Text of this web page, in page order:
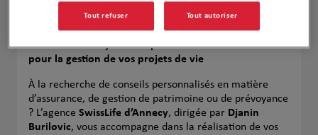
SwissLife Annecy – Votre partenaire de confiance
pour la gestion de vos projets de vie
À la recherche de conseils personnalisés en matière
d’assurance, de gestion de patrimoine ou de prévoyance
? L’agence SwissLife d’Annecy, dirigée par Djanin
Burilovic, vous accompagne dans la réalisation de vos
Tout refuser Tout autoriser